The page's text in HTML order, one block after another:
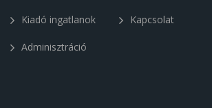
Kiadó ingatlanok
Adminisztráció
Kapcsolat